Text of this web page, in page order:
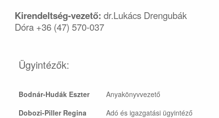
Kirendeltség-vezető: dr.Lukács Drengubák
Dóra +36 (47) 570-037
Ügyintézők:
Bodnár-Hudák Eszter
Anyakönyvvezető
Dobozi-Piller Regina
Adó és igazgatási ügyintéző